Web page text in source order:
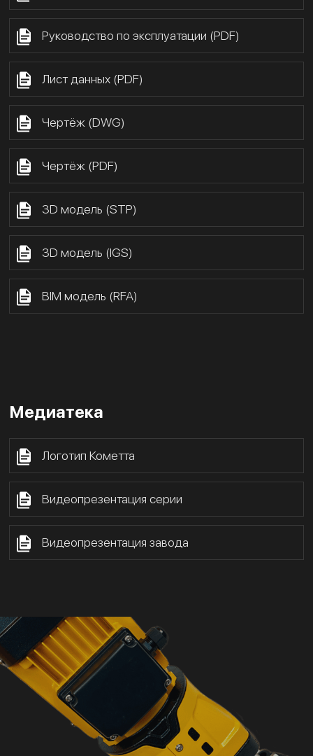
Руководство по эксплуатации (PDF)
Лист данных (PDF)
Чертёж (DWG)
Чертёж (PDF)
3D модель (STP)
3D модель (IGS)
BIM модель (RFA)
Медиатека
Логотип Кометта
Видеопрезентация серии
Видеопрезентация завода